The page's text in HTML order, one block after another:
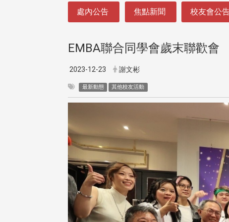
處內公告 焦點新聞 校友會公
EMBA聯合同學會歲末聯歡會
2023-12-23 謝文彬
最新動態 其他校友活動